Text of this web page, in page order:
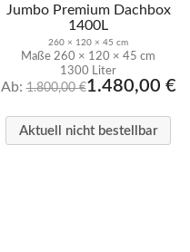
Jumbo Premium Dachbox
1400L
260 × 120 × 45 cm
Maße 260 × 120 × 45 cm
1300 Liter
Ab:1.800,00€1.480,00 €
Aktuell nicht bestellbar